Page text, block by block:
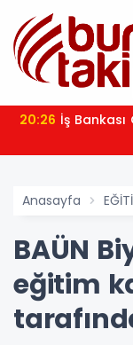
20:26 İş
Anasayfa
BAÜN
eğitim